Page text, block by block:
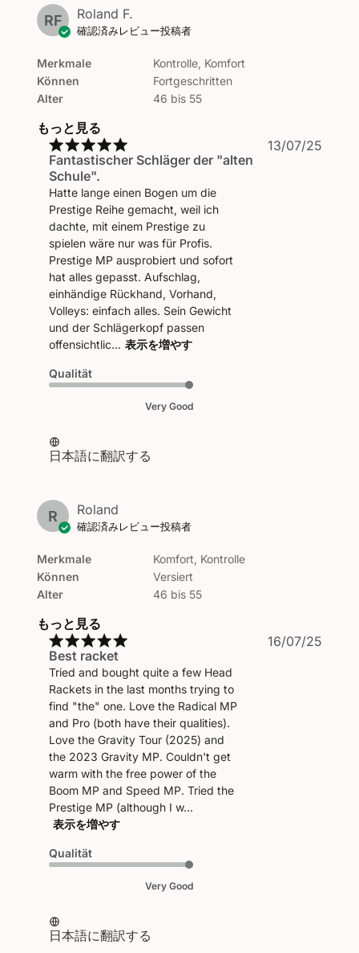
RF Roland F.
確認済みレビュー投稿者
Merkmale
Können
Alter
Kontrolle, Komfort
Fortgeschritten
46 bis 55
もっと見る
Fantastischer Schläger der "alten
Schule".
Hatte lange einen Bogen um die
Prestige Reihe gemacht, weil ich
dachte, mit einem Prestige zu
spielen wäre nur was für Profis.
Prestige MP ausprobiert und sofort
hat alles gepasst. Aufschlag,
einhändige Rückhand, Vorhand,
Volleys: einfach alles. Sein Gewicht
und der Schlägerkopf passen
offensichtlic... 表示を増やす
Qualität
Very Good
日本語に翻訳する
公
13/07/25
R Roland
確認済みレビュー投稿者
Merkmale
Können
Alter
Komfort, Kontrolle
Versiert
46 bis 55
もっと見る
Best racket
Tried and bought quite a few Head
Rackets in the last months trying to
find "the" one. Love the Radical MP
and Pro (both have their qualities).
Love the Gravity Tour (2025) and
the 2023 Gravity MP. Couldn't get
warm with the free power of the
Boom MP and Speed MP. Tried the
Prestige MP (although I w...
表示を増やす
Qualität
Very Good
日本語に翻訳する
公
16/07/25